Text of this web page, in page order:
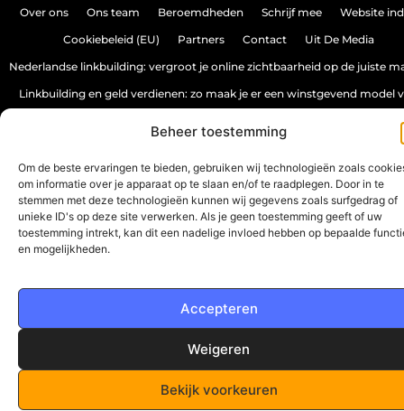
Beheer toestemming
Om de beste ervaringen te bieden, gebruiken wij technologieën zoals
om informatie over je apparaat op te slaan en/of te raadplegen. Door in te
stemmen met deze technologieën kunnen wij gegevens zoals surfgedrag of
unieke ID's op deze site verwerken. Als je geen toestemming geeft of uw
toestemming intrekt, kan dit een nadelige invloed hebben op bepaalde
en mogelijkheden.
Accepteren
Weigeren
Bekijk voorkeuren
Over ons Ons team Beroemdheden Schrijf mee Website
Cookiebeleid (EU) Partners Contact Uit De Media
Nederlandse linkbuilding: vergroot je online zichtbaarheid op de juiste
Linkbuilding en geld verdienen: zo maak je er een winstgevend model